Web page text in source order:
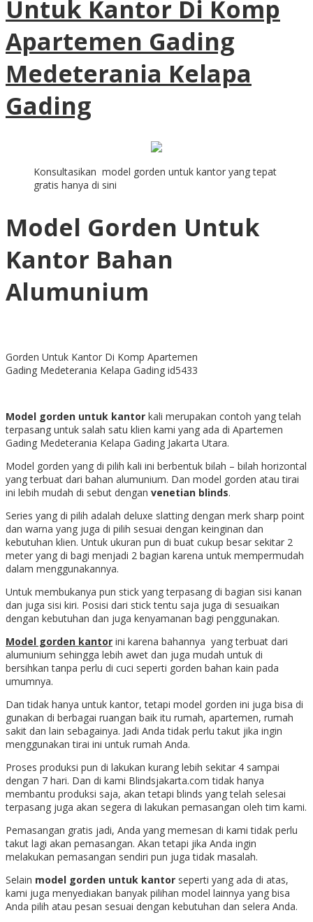
Untuk Kantor Di Komp
Apartemen Gading
Medeterania Kelapa
Gading
Konsultasikan model gorden untuk kantor yang tepat
gratis hanya di sini
Model Gorden Untuk
Kantor Bahan
Alumunium
Gorden Untuk Kantor Di Komp Apartemen
Gading Medeterania Kelapa Gading id5433
Model gorden untuk kantor kali merupakan contoh yang telah
terpasang untuk salah satu klien kami yang ada di Apartemen
Gading Medeterania Kelapa Gading Jakarta Utara.
Model gorden yang di pilih kali ini berbentuk bilah – bilah horizontal
yang terbuat dari bahan alumunium. Dan model gorden atau tirai
ini lebih mudah di sebut dengan venetian blinds.
Series yang di pilih adalah deluxe slatting dengan merk sharp point
dan warna yang juga di pilih sesuai dengan keinginan dan
kebutuhan klien. Untuk ukuran pun di buat cukup besar sekitar 2
meter yang di bagi menjadi 2 bagian karena untuk mempermudah
dalam menggunakannya.
Untuk membukanya pun stick yang terpasang di bagian sisi kanan
dan juga sisi kiri. Posisi dari stick tentu saja juga di sesuaikan
dengan kebutuhan dan juga kenyamanan bagi penggunakan.
Model gorden kantor ini karena bahannya yang terbuat dari
alumunium sehingga lebih awet dan juga mudah untuk di
bersihkan tanpa perlu di cuci seperti gorden bahan kain pada
umumnya.
Dan tidak hanya untuk kantor, tetapi model gorden ini juga bisa di
gunakan di berbagai ruangan baik itu rumah, apartemen, rumah
sakit dan lain sebagainya. Jadi Anda tidak perlu takut jika ingin
menggunakan tirai ini untuk rumah Anda.
Proses produksi pun di lakukan kurang lebih sekitar 4 sampai
dengan 7 hari. Dan di kami Blindsjakarta.com tidak hanya
membantu produksi saja, akan tetapi blinds yang telah selesai
terpasang juga akan segera di lakukan pemasangan oleh tim kami.
Pemasangan gratis jadi, Anda yang memesan di kami tidak perlu
takut lagi akan pemasangan. Akan tetapi jika Anda ingin
melakukan pemasangan sendiri pun juga tidak masalah.
Selain model gorden untuk kantor seperti yang ada di atas,
kami juga menyediakan banyak pilihan model lainnya yang bisa
Anda pilih atau pesan sesuai dengan kebutuhan dan selera Anda.